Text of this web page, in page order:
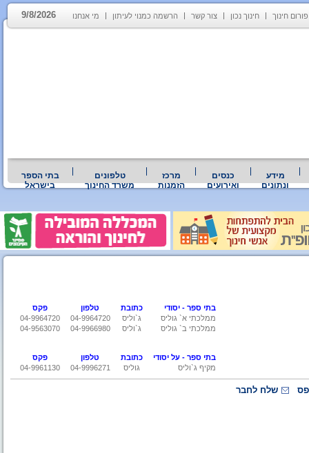
פורום חינוך חינוך נכון צור קשר הרשמה כמנוי לעיתון מי אנחנו 9/8/2026
מידע
ונתונים
כנסים
ואירועים
מרכז
הזמנות
טלפונים
משרד החינוך
בתי הספר
בישראל
בתי ספר - יסודי כתובת טלפון
פקס
ממלכתי א` גוליס
ג`וליס 04-9964720
04-9964720
ממלכתי ב` גוליס
ג`וליס 04-9966980
04-9563070
בתי ספר - על יסודי כתובת טלפון
פקס
מקיף ג`וליס
גוליס 04-9996271
04-9961130
שלח לחבר